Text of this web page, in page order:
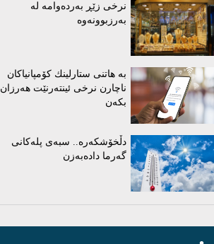
نرخی زێڕ بەردەوامە لە
بەرزبوونەوە
بە هاتنی ستارلینك كۆمپانیاكان
ناچارن نرخی ئینتەرنێت هەرزان
بكەن
دڵخۆشکەرە.. سبەی پلەکانی
گەرما دادەبەزن